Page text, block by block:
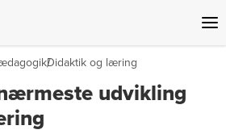
Didaktik og læring
udvikling